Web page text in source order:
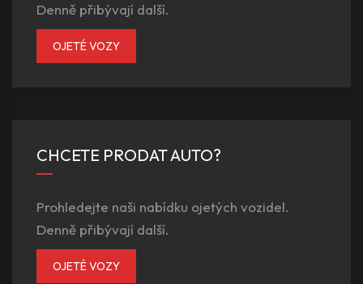
Denně přibývají další.
OJETÉ VOZY
CHCETE PRODAT AUTO?
Prohledejte naši nabídku ojetých vozidel.
Denně přibývají další.
OJETÉ VOZY